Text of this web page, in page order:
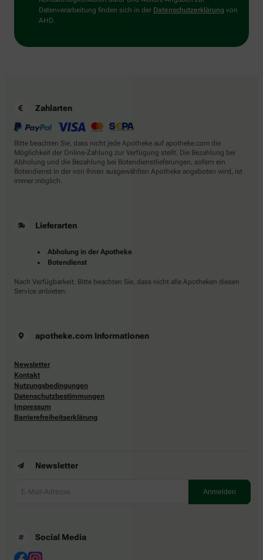
Datenverarbeitung finden sich in der Datenschutzerklärung von
AHD.
Zahlarten
Bitte beachten Sie, dass nicht jede Apotheke auf apotheke.com die
Möglichkeit der Online-Zahlung zur Verfügung stellt. Die Bezahlung bei
Abholung und die Bezahlung bei Botendienstlieferungen, sofern ein
Botendienst in der von Ihnen ausgewählten Apotheke angeboten wird, ist
immer möglich.
Lieferarten
Abholung in der Apotheke
Botendienst
Nach Verfügbarkeit. Bitte beachten Sie, dass nicht alle Apotheken diesen
Service anbieten.
apotheke.com Informationen
Newsletter
Kontakt
Nutzungsbedingungen
Datenschutzbestimmungen
Impressum
Barrierefreiheitserklärung
Newsletter
Social Media